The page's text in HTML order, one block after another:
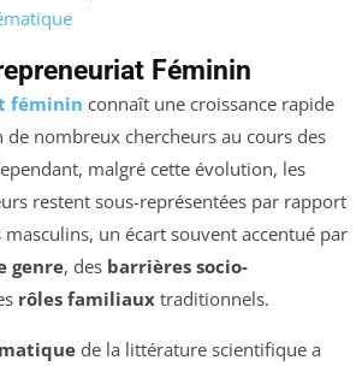
Féminin
féminin connaît une croissance rapide
de nombreux chercheurs au cours des
malgré cette évolution, les
restent sous-représentées par rapport
un écart souvent accentué par
genre, des barrières socio-
rôles familiaux traditionnels.
de la littérature scientifique a